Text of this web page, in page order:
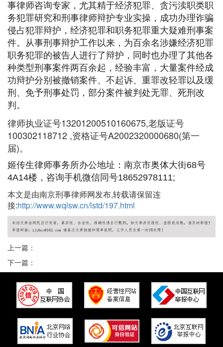
事律师咨询专家，尤其精于经济犯罪、贪污渎职类职
务犯罪研究和刑事律师辩护专业实操，成功办理诈骗
侵占犯罪辩护，经济犯罪和职务犯罪重大疑难刑事案
件。从事刑事辩护工作以来，为百余名涉嫌经济犯罪
职务犯罪的被告人进行了辩护，同时也办理了其他各
种类型刑事案件两百余起，经验丰富，大量案件经成
功辩护分别被撤销案件、不起诉、重罪改轻罪以及缓
刑、免予刑事处罚，部分案件被判处无罪、死刑改
判。
律师执业证号13201200510160675,老版证号
100302118712 ,资格证号A2002320000680(第一
届)。
姬传生律师事务所办公地址：南京市奥体大街68号
4A14楼，咨询手机微信同号18652978111;
本文是由南京刑事律师网发布,转载请保留连
接:http://www.wqlsw.cn/lstd/197.html
上一篇：
下一篇：